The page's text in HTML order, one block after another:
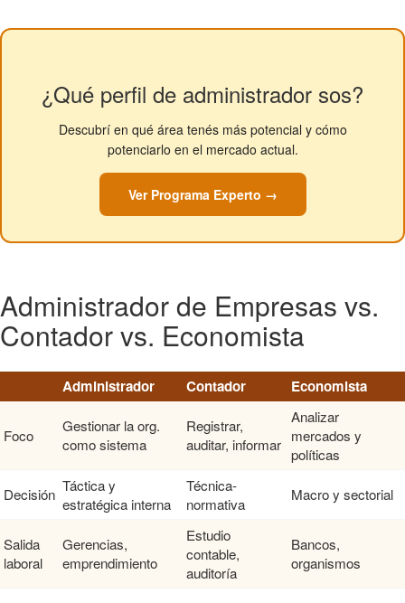
¿Qué perfil de administrador sos?
Descubrí en qué área tenés más potencial y cómo
potenciarlo en el mercado actual.
Ver Programa Experto →
Administrador de Empresas vs.
Contador vs. Economista
Administrador Contador Economista
Foco
Gestionar la org.
como sistema
Registrar,
auditar, informar
Analizar
mercados y
políticas
Decisión Táctica y
estratégica interna
Técnica-
normativa
Macro y sectorial
Salida
laboral
Gerencias,
emprendimiento
Estudio
contable,
auditoría
Bancos,
organismos